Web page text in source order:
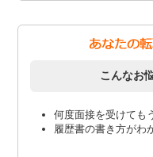
こんなお
何度面接を受けても
履歴書の書き方がわ